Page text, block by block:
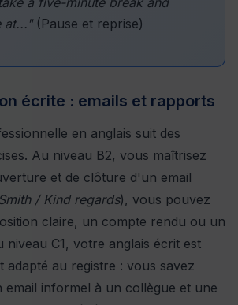
at..."(Pause et reprise)
écrite : emails et rapports
en anglais suit des
Au niveau B2, vous maîtrisez
et de clôture d'un email
/ Kind regards), vous pouvez
claire, un compte rendu ou un
C1, votre anglais écrit est
adapté au registre : vous savez
email informel à un collègue et une